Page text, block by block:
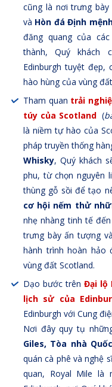
cũng là nơi trưng bày
và Hòn đá Định
đăng quang của
thành, Quý khách
Edinburgh tuyệt đẹp,
hào hùng của vùng
Tham quan trải
túy của Scotland (
là niềm tự hào của
pháp truyền thống
Whisky, Quý khách
phu, từ chọn nguyên
thùng gỗ sồi để tạo
cơ hội nếm thử
nhẹ nhàng tinh tế
trưng bày ấn tượng
hành trình hoàn hảo
vùng đất Scotland.
Dạo bước trênĐại lộ
lịch sử của
Edinburgh với Cung
Nơi đây quy tụ
Giles, Tòa nhà
quán cà phê và nghệ
quan, Royal Mile là